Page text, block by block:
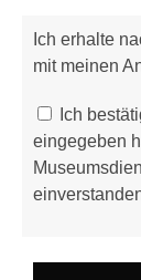
Ich erhalte
mit meinen
Ich
eingegeben